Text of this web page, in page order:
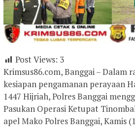
Post Views: 3
Krimsus86.com, Banggai – Dalam
kesiapan pengamanan perayaan
1447 Hijriah, Polres Banggai
Pasukan Operasi Ketupat
apel Mako Polres Banggai, Kamis